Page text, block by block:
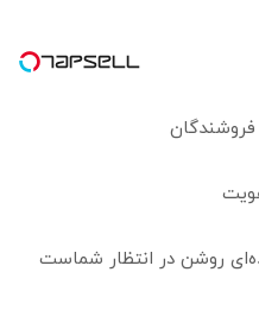
روشن در انتظار شماست